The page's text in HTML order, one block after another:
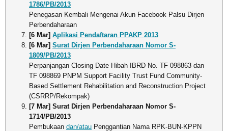
1786/PB/2013
Penegasan Kembali Mengenai Akun Facebook Palsu Dirjen
Perbendaharaan
[6 Mar] Aplikasi Pendaftaran PPAKP 2013
[6 Mar] Surat Dirjen Perbendaharaan Nomor S-
1809/PB/2013
Perpanjangan Closing Date Hibah IBRD No. TF 098863 dan
TF 098869 PNPM Support Facility Trust Fund Community-
Based Settlement Rehabilitation and Reconstruction Project
(CSRRP/Rekompak)
[7 Mar] Surat Dirjen Perbendaharaan Nomor S-
1714/PB/2013
Pembukaan dan/atau Penggantian Nama RPK-BUN-KPPN